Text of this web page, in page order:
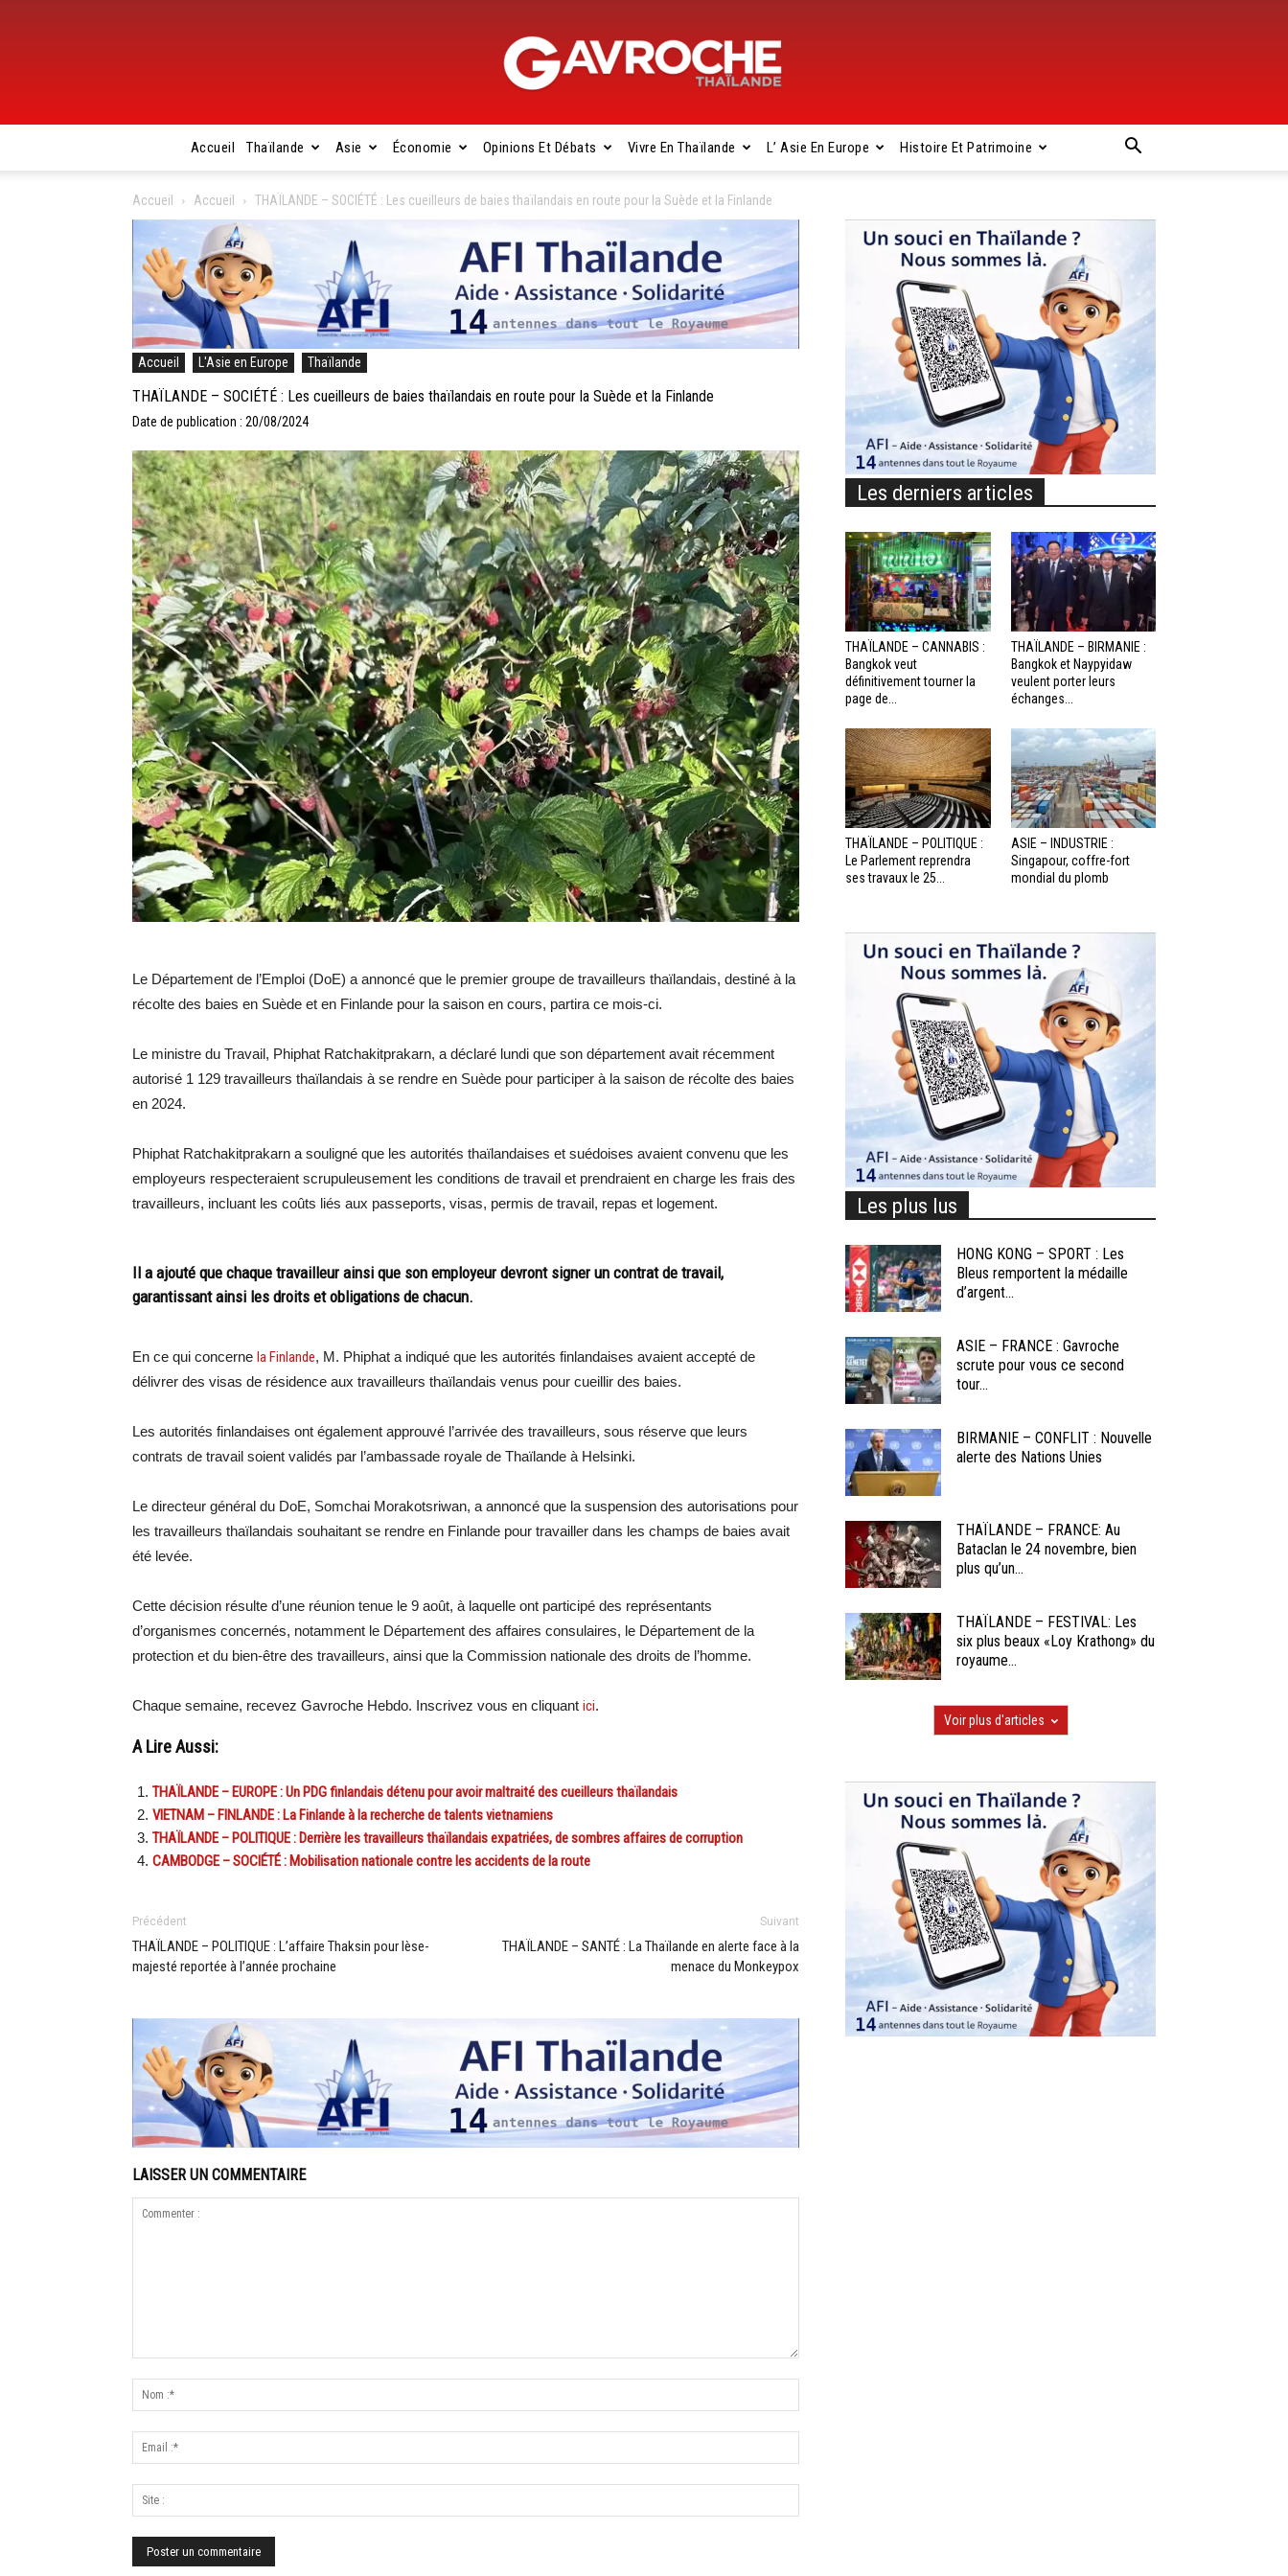
Gavroche
Thaïlande
Accueil Thaïlande Asie Économie Opinions Et Débats Vivre En Thaïlande L’ Asie En Europe Histoire Et Patrimoine
Accueil Accueil THAÏLANDE – SOCIÉTÉ : Les cueilleurs de baies thaïlandais en route pour la Suède et la Finlande
Accueil L'Asie en Europe Thaïlande
THAÏLANDE – SOCIÉTÉ : Les cueilleurs de baies thaïlandais en route pour la Suède et la Finlande
Date de publication : 20/08/2024
Le Département de l’Emploi (DoE) a annoncé que le premier groupe de travailleurs thaïlandais, destiné à la
récolte des baies en Suède et en Finlande pour la saison en cours, partira ce mois-ci.
Le ministre du Travail, Phiphat Ratchakitprakarn, a déclaré lundi que son département avait récemment
autorisé 1 129 travailleurs thaïlandais à se rendre en Suède pour participer à la saison de récolte des baies
en 2024.
Phiphat Ratchakitprakarn a souligné que les autorités thaïlandaises et suédoises avaient convenu que les
employeurs respecteraient scrupuleusement les conditions de travail et prendraient en charge les frais des
travailleurs, incluant les coûts liés aux passeports, visas, permis de travail, repas et logement.
Il a ajouté que chaque travailleur ainsi que son employeur devront signer un contrat de travail,
garantissant ainsi les droits et obligations de chacun.
En ce qui concerne la Finlande, M. Phiphat a indiqué que les autorités finlandaises avaient accepté de
délivrer des visas de résidence aux travailleurs thaïlandais venus pour cueillir des baies.
Les autorités finlandaises ont également approuvé l’arrivée des travailleurs, sous réserve que leurs
contrats de travail soient validés par l’ambassade royale de Thaïlande à Helsinki.
Le directeur général du DoE, Somchai Morakotsriwan, a annoncé que la suspension des autorisations pour
les travailleurs thaïlandais souhaitant se rendre en Finlande pour travailler dans les champs de baies avait
été levée.
Cette décision résulte d’une réunion tenue le 9 août, à laquelle ont participé des représentants
d’organismes concernés, notamment le Département des affaires consulaires, le Département de la
protection et du bien-être des travailleurs, ainsi que la Commission nationale des droits de l’homme.
Chaque semaine, recevez Gavroche Hebdo. Inscrivez vous en cliquant ici.
A Lire Aussi:
THAÏLANDE – EUROPE : Un PDG finlandais détenu pour avoir maltraité des cueilleurs thaïlandais
VIETNAM – FINLANDE : La Finlande à la recherche de talents vietnamiens
THAÏLANDE – POLITIQUE : Derrière les travailleurs thaïlandais expatriées, de sombres affaires de corruption
CAMBODGE – SOCIÉTÉ : Mobilisation nationale contre les accidents de la route
Précédent
THAÏLANDE – POLITIQUE : L’affaire Thaksin pour lèse-
majesté reportée à l’année prochaine
Suivant
THAÏLANDE – SANTÉ : La Thaïlande en alerte face à la
menace du Monkeypox
LAISSER UN COMMENTAIRE
Les derniers articles
THAÏLANDE – CANNABIS :
Bangkok veut
définitivement tourner la
page de...
THAÏLANDE – BIRMANIE :
Bangkok et Naypyidaw
veulent porter leurs
échanges...
THAÏLANDE – POLITIQUE :
Le Parlement reprendra
ses travaux le 25...
ASIE – INDUSTRIE :
Singapour, coffre-fort
mondial du plomb
Les plus lus
HONG KONG – SPORT : Les
Bleus remportent la médaille
d’argent...
ASIE – FRANCE : Gavroche
scrute pour vous ce second
tour...
BIRMANIE – CONFLIT : Nouvelle
alerte des Nations Unies
THAÏLANDE – FRANCE: Au
Bataclan le 24 novembre, bien
plus qu’un...
THAÏLANDE – FESTIVAL: Les
six plus beaux «Loy Krathong» du
royaume...
Voir plus d'articles